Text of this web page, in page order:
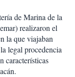
de Marina de la
realizaron el
la que viajaban
legal procedencia
características